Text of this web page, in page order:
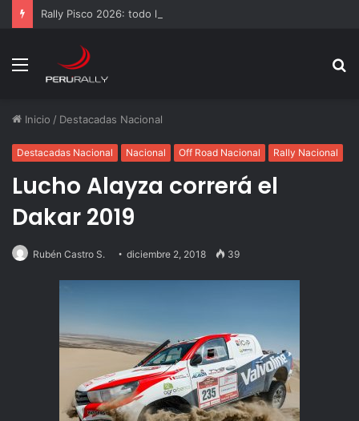
Rally Pisco 2026: todo listo para la gran final del RallyACP
Menú
Inicio / Destacadas Nacional
Destacadas Nacional Nacional Off Road Nacional Rally Nacional
Lucho Alayza correrá el
Dakar 2019
Rubén Castro S. diciembre 2, 2018 39